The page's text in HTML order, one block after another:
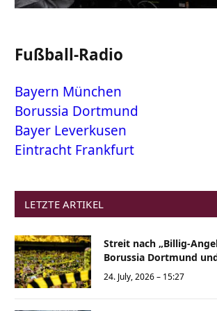
Fußball-Radio
Bayern München
Borussia Dortmund
Bayer Leverkusen
Eintracht Frankfurt
LETZTE ARTIKEL
Streit nach „Billig-
Borussia Dortmund
24. July, 2026 – 15:27